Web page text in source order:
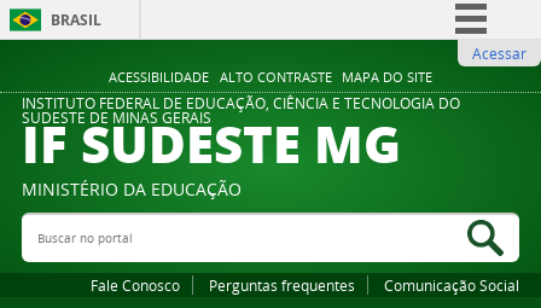
ACESSIBILIDADE ALTO CONTRASTE MAPA DO SITE
BRASIL
Comunica BR
Participe
Legislação
Acessar
INSTITUTO FEDERAL DE EDUCAÇÃO, CIÊNCIA E TECNOLOGIA DO
SUDESTE DE MINAS GERAIS
IF SUDESTE MG
MINISTÉRIO DA EDUCAÇÃO
Buscar no portal
Fale Conosco Perguntas frequentes Comunicação Social